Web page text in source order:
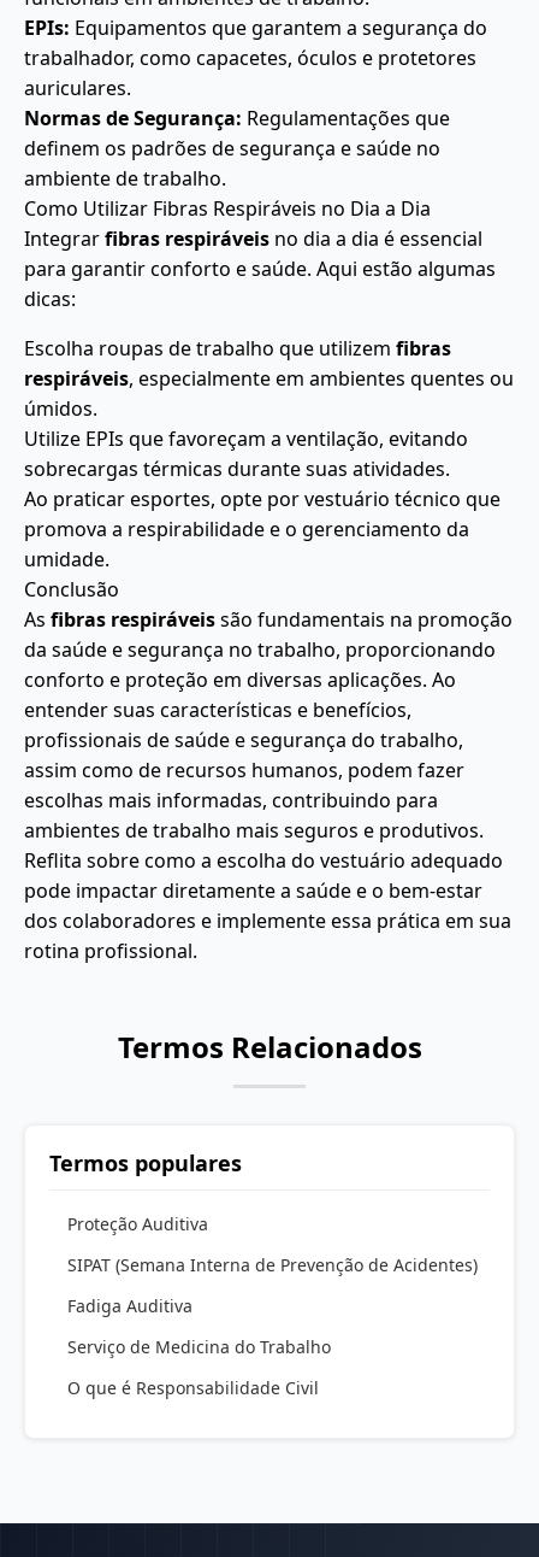
EPIs: Equipamentos que garantem a segurança do
trabalhador, como capacetes, óculos e protetores
auriculares.
Normas de Segurança: Regulamentações que
definem os padrões de segurança e saúde no
ambiente de trabalho.
Como Utilizar Fibras Respiráveis no Dia a Dia
Integrarfibras respiráveis no dia a dia é essencial
para garantir conforto e saúde. Aqui estão algumas
dicas:
Escolha roupas de trabalho que utilizem fibras
respiráveis, especialmente em ambientes quentes ou
úmidos.
Utilize EPIs que favoreçam a ventilação, evitando
sobrecargas térmicas durante suas atividades.
Ao praticar esportes, opte por vestuário técnico que
promova a respirabilidade e o gerenciamento da
umidade.
Conclusão
As fibras respiráveissão fundamentais na promoção
da saúde e segurança no trabalho, proporcionando
conforto e proteção em diversas aplicações. Ao
entender suas características e benefícios,
profissionais de saúde e segurança do trabalho,
assim como de recursos humanos, podem fazer
escolhas mais informadas, contribuindo para
ambientes de trabalho mais seguros e produtivos.
Reflita sobre como a escolha do vestuário adequado
pode impactar diretamente a saúde e o bem-estar
dos colaboradores e implemente essa prática em sua
rotina profissional.
Termos Relacionados
Termos populares
Proteção Auditiva
SIPAT (Semana Interna de Prevenção de Acidentes)
Fadiga Auditiva
Serviço de Medicina do Trabalho
O que é Responsabilidade Civil